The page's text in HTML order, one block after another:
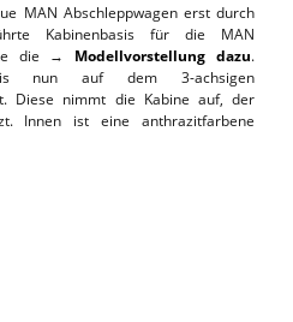
MAN Abschleppwagen erst durch
Kabinenbasis für die MAN
die → Modellvorstellung dazu.
nun auf dem 3-achsigen
Diese nimmt die Kabine auf, der
Innen ist eine anthrazitfarbene